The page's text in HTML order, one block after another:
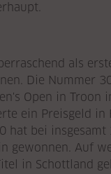
als
Die Nummer
Open in Troon
ein Preisgeld in
hat bei insgesamt
gewonnen. Auf
in Schottland